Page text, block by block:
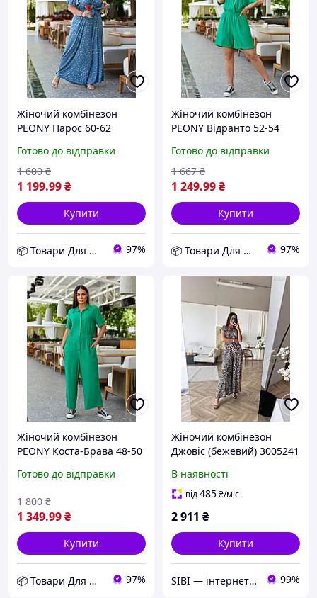
Жіночий комбінезон
PEONY Парос 60-62
62:213) D12-2026
Готово до відправки
1 199.99₴
1 600 ₴
Купити
📦 Товари Для Дому 97%
Жіночий комбінезон
PEONY Відранто 52-54
D12-2026
Готово до відправки
1 249.99₴
1 667 ₴
Купити
📦 Товари Для Дому 97%
Жіночий комбінезон
PEONY Коста-Брава 48-50
D12-2026
Готово до відправки
1 349.99₴
1 800 ₴
Купити
📦 Товари Для Дому 97%
Жіночий комбінезон
Джовіс (бежевий) 3005241
В наявності
від485₴/міс
2 911 ₴
Купити
SIBI — інтернет-магазин товарів для дому: текстиль, одяг для всієї родини 99%